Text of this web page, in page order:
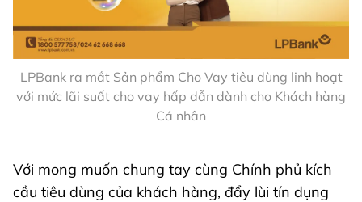
LPBank ra mắt Sản phẩm Cho Vay tiêu dùng linh hoạt
với mức lãi suất cho vay hấp dẫn dành cho Khách hàng
Cá nhân
Với mong muốn chung tay cùng Chính phủ kích
cầu tiêu dùng của khách hàng, đẩy lùi tín dụng